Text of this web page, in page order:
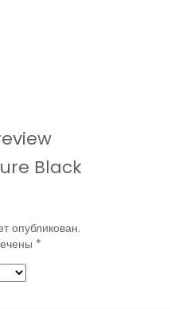
Black
опубликован.
*